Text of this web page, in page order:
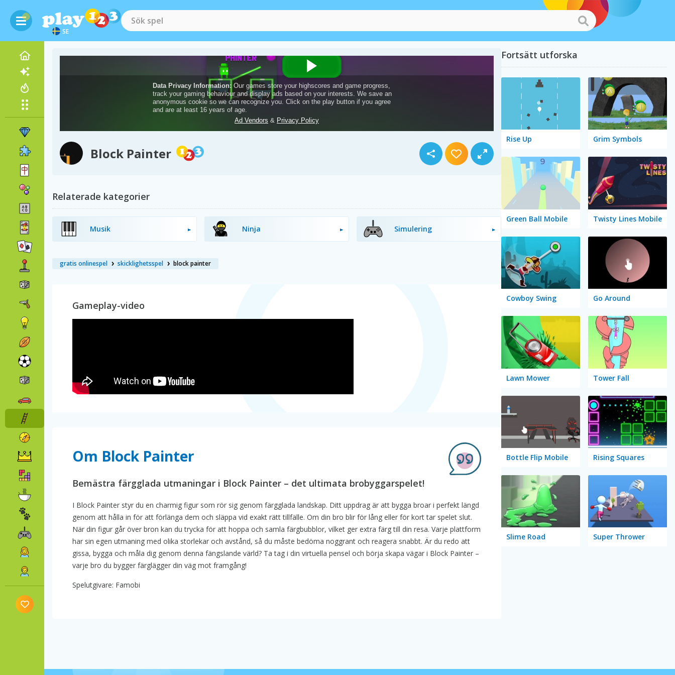
SE
Block Painter
Relaterade kategorier
Musik Ninja Simulering
gratis onlinespel skicklighetsspel block painter
Gameplay-video
Om Block Painter
Bemästra färgglada utmaningar i Block Painter – det ultimata brobyggarspelet!
I Block Painter styr du en charmig figur som rör sig genom färgglada landskap. Ditt uppdrag är att bygga broar i perfekt längd
genom att hålla in för att förlänga dem och släppa vid exakt rätt tillfälle. Om din bro blir för lång eller för kort tar spelet slut.
När din figur går över bron kan du trycka för att hoppa och samla färgbubblor, vilket ger extra färg till din resa. Varje plattform
har sin egen utmaning med olika storlekar och avstånd, så du måste bedöma noggrant och reagera snabbt. Är du redo att
gissa, bygga och måla dig genom denna fängslande värld? Ta tag i din virtuella pensel och börja skapa vägar i Block Painter –
varje bro du bygger färglägger din väg mot framgång!
Spelutgivare: Famobi
Fortsätt utforska
Rise Up Grim Symbols
Green Ball Mobile Twisty Lines Mobile
Cowboy Swing Go Around
Lawn Mower Tower Fall
Bottle Flip Mobile Rising Squares
Slime Road Super Thrower